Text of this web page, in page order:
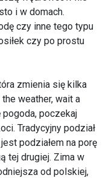
i w domach.
czy inne tego typu
czy po prostu
zmienia się kilka
weather, wait a
poczekaj
Tradycyjny podział
podziałem na porę
tej drugiej. Zima w
od polskiej,